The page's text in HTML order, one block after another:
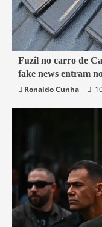
7 min read
Belford Roxo
Brasil
Fuzil no carro de
fake news entram
Ronaldo Cunha